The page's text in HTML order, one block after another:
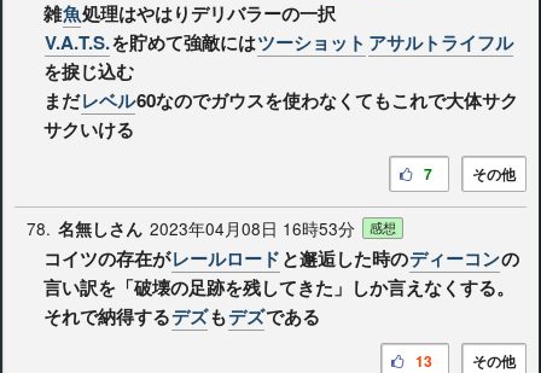
雑魚処理はやはりデリバラーの一択
V.A.T.S.を貯めて強敵にはツーショット アサルトライフル
を捩じ込む
まだレベル60なのでガウスを使わなくてもこれで大体サク
サクいける
その他
7
78. 名無しさん 2023年04月08日 16時53分 感想
コイツの存在がレールロードと邂逅した時のディーコンの
言い訳を「破壊の足跡を残してきた」しか言えなくする。
それで納得するデズもデズである
その他
13